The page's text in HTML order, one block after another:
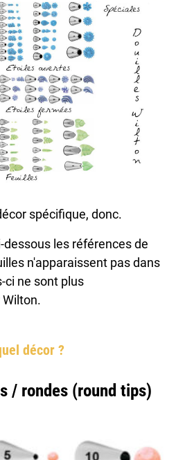
spécifique, donc.
les références de
n'apparaissent pas dans
ci ne sont plus
décor ?
/ rondes (round tips)